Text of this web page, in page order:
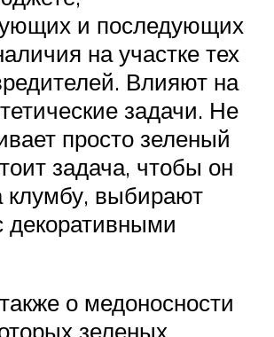
и последующих
на участке тех
Влияют на
задачи. Не
просто зеленый
задача, чтобы он
клумбу, выбирают
декоративными
о медоносности
зеленых